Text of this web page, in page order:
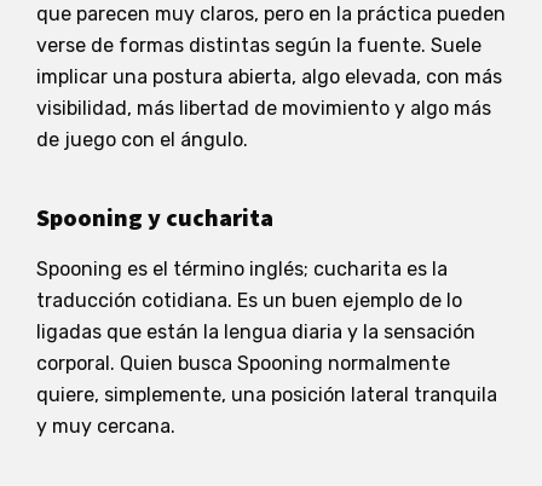
que parecen muy claros, pero en la práctica pueden
verse de formas distintas según la fuente. Suele
implicar una postura abierta, algo elevada, con más
visibilidad, más libertad de movimiento y algo más
de juego con el ángulo.
Spooning y cucharita
Spooning es el término inglés; cucharita es la
traducción cotidiana. Es un buen ejemplo de lo
ligadas que están la lengua diaria y la sensación
corporal. Quien busca Spooning normalmente
quiere, simplemente, una posición lateral tranquila
y muy cercana.